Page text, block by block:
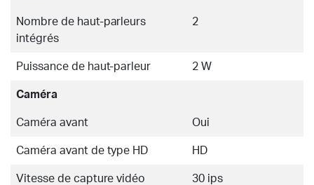
Nombre de haut-parleurs
intégrés
2
Puissance de haut-parleur 2 W
Caméra
Caméra avant Oui
Caméra avant de type HD HD
Vitesse de capture vidéo 30 ips